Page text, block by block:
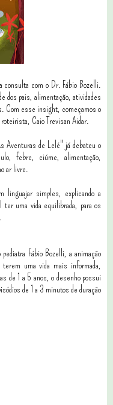
com o Dr. Fábio Bozelli.
dos pais, alimentação, atividades
Com esse insight, começamos o
Caio Trevisan Aidar.
Aventuras de Lelé" já debateu o
febre, ciúme, alimentação,
ar livre.
linguajar simples, explicando a
uma vida equilibrada, para os
Fábio Bozelli, a animação
uma vida mais informada,
de 1 a 5 anos, o desenho possui
de 1 a 3 minutos de duração